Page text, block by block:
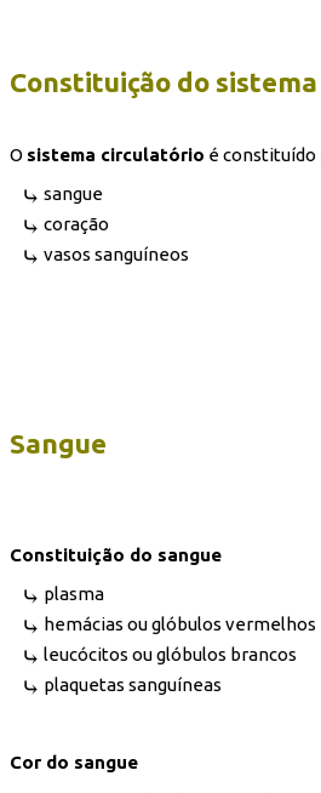
Constituição do
O sistema circulatório é constituído
sangue
coração
vasos sanguíneos
Sangue
Constituição do sangue
plasma
hemácias ou glóbulos vermelhos
leucócitos ou glóbulos brancos
plaquetas sanguíneas
Cor do sangue